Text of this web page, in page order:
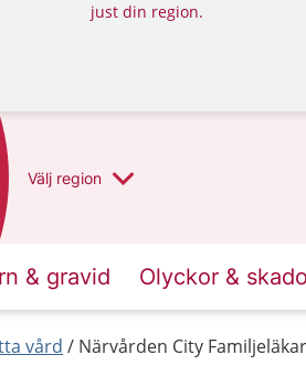
just din region.
Välj region
& gravid Olyckor &
vård Närvården City